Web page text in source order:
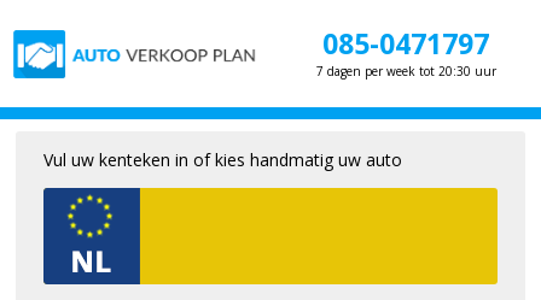
085-0471797
7 dagen per week tot 20:30 uur
Vul uw kenteken in of kies handmatig uw auto